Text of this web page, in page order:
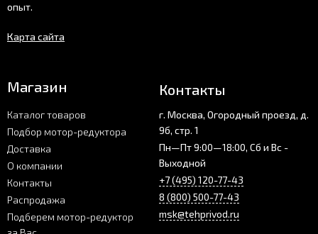
опыт.
Карта сайта
Магазин
Каталог товаров
Подбор мотор-редуктора
Доставка
О компании
Контакты
Распродажа
Подберем мотор-редуктор
Контакты
г. Москва, Огородный проезд, д.
9б, стр. 1
Пн—Пт 9:00—18:00, Сб и Вс -
Выходной
+7 (495) 120-77-43
8 (800) 500-77-43
msk@tehprivod.ru